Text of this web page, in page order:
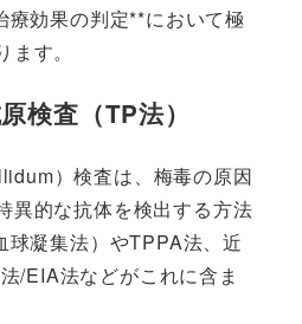
療効果の判定**において極
す。
検査（TP法）
）検査は、梅毒の原因
異的な抗体を検出する方法
凝集法）やTPPA法、近
/EIA法などがこれに含ま